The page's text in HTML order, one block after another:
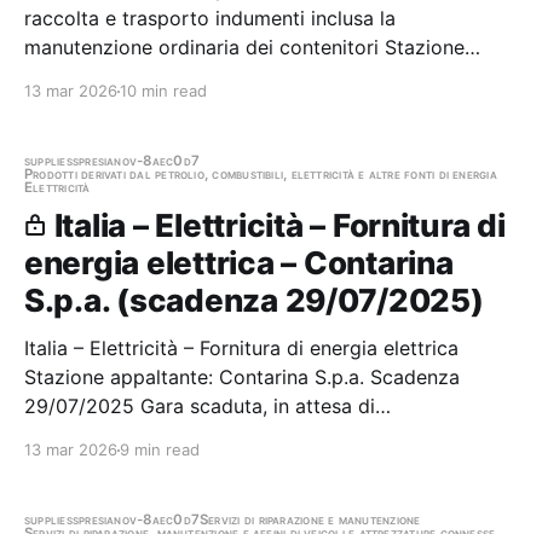
raccolta e trasporto indumenti inclusa la
manutenzione ordinaria dei contenitori Stazione
13 mar 2026 10 min read
suppliesspresianov-8aec0d7
Prodotti derivati dal petrolio, combustibili, elettricità e altre fonti di energia
Elettricità
Italia – Elettricità – Fornitura di
energia elettrica – Contarina
S.p.a. (scadenza 29/07/2025)
Italia – Elettricità – Fornitura di energia elettrica
Stazione appaltante: Contarina S.p.a. Scadenza
29/07/2025 Gara scaduta, in attesa di
13 mar 2026 9 min read
suppliesspresianov-8aec0d7Servizi di riparazione e manutenzione